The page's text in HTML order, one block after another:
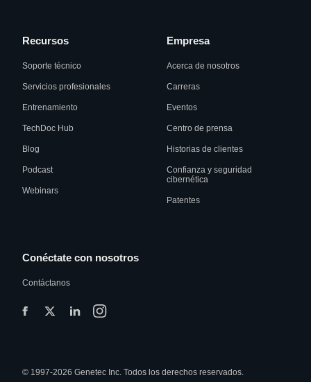
Recursos
Soporte técnico
Servicios profesionales
Entrenamiento
TechDoc Hub
Blog
Podcast
Webinars
Empresa
Acerca de nosotros
Carreras
Eventos
Centro de prensa
Historias de clientes
Confianza y seguridad
cibernética
Patentes
Conéctate con nosotros
Contáctanos
© 1997-2026 Genetec Inc. Todos los derechos reservados.